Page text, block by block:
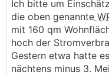
Ich bitte um
die oben genannte
mit 160 qm
hoch der
Gestern etwa hatte
nächtens minus 3.